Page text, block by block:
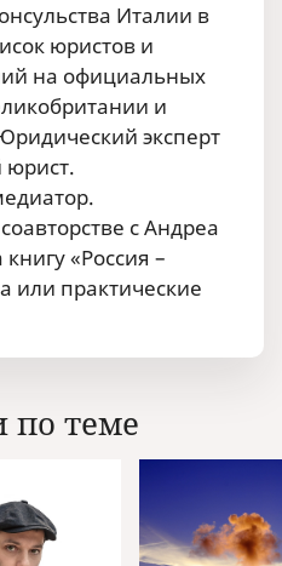
Италии в
юристов и
на официальных
и
эксперт
с Андреа
«Россия –
или практические
по теме